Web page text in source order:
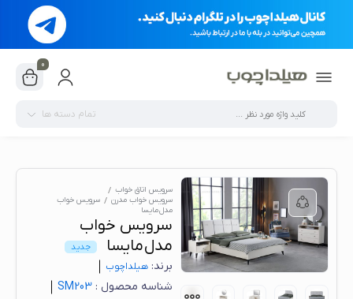
0
تمام دسته ها
سرویس اتاق خواب
سرویس خواب مدرن
سرویس خواب
مدل مایسا
سرویس خواب
مدل مایسا
جدید
برند: هیلدا‌چوب
شناسه محصول : SM203